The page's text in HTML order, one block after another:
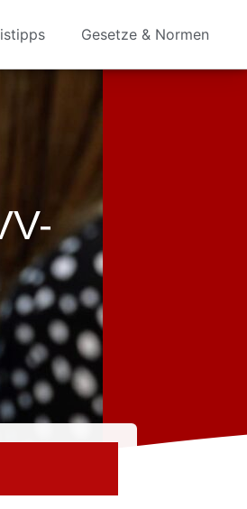
Gesetze & Normen